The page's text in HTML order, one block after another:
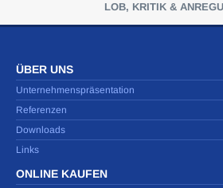
LOB, KRITIK &
ÜBER UNS
Unternehmenspräsentation
Referenzen
Downloads
Links
ONLINE KAUFEN